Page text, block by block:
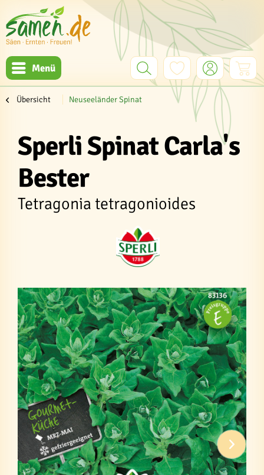
Menü
Übersicht Neuseeländer Spinat
Sperli Spinat Carla's
Bester
Tetragonia tetragonioides